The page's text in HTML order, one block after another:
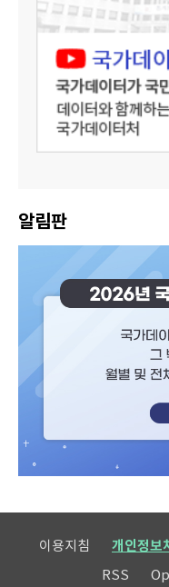
알림판
이용지침 개인정보
RSS